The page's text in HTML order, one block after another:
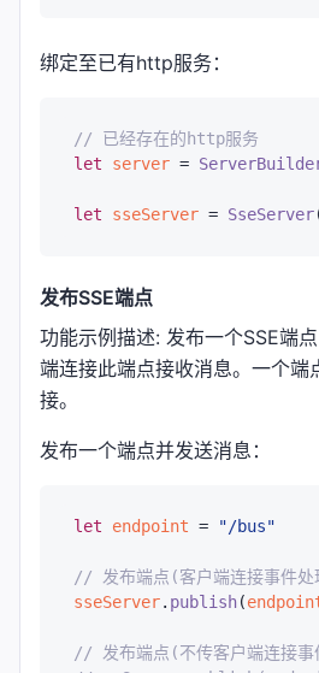
绑定至已有http服务：
// 已经存在的http服务
let
server =
let sseServer = SseServer
发布SSE端点
功能示例描述: 发布一个SSE端
端连接此端点接收消息。一个
接。
发布一个端点并发送消息：
let endpoint = "/bus"
// 发布端点(客户端连接事件处
sseServer. publish(
// 发布端点(不传客户端连接事